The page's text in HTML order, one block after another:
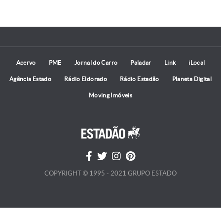
Acervo PME Jornal do Carro Paladar Link iLocal
Agência Estado Rádio Eldorado Rádio Estadão Planeta Digital
Moving Imóveis
COPYRIGHT © 1995 - 2021 GRUPO ESTADO